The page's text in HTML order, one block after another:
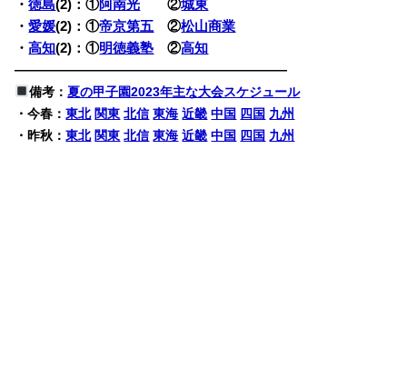
・徳島(2)：①阿南光 ②城東
・愛媛(2)：①帝京第五 ②松山商業
・高知(2)：①明徳義塾 ②高知
————————————————————
備考：夏の甲子園2023年主な大会スケジュール
・今春：東北 関東 北信 東海 近畿 中国 四国 九州
・昨秋：東北 関東 北信 東海 近畿 中国 四国 九州